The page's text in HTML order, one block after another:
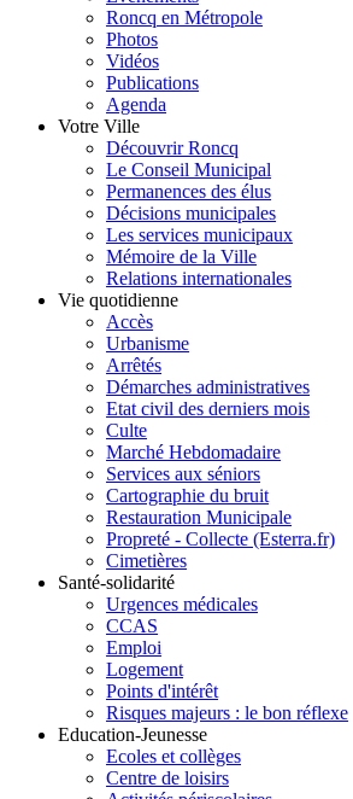
Roncq en Métropole
Photos
Vidéos
Publications
Agenda
Votre Ville
Découvrir Roncq
Le Conseil Municipal
Permanences des élus
Décisions municipales
Les services municipaux
Mémoire de la Ville
Relations internationales
Vie quotidienne
Accès
Urbanisme
Arrêtés
Démarches administratives
Etat civil des derniers mois
Culte
Marché Hebdomadaire
Services aux séniors
Cartographie du bruit
Restauration Municipale
Propreté - Collecte (Esterra.fr)
Cimetières
Santé-solidarité
Urgences médicales
CCAS
Emploi
Logement
Points d'intérêt
Risques majeurs : le bon réflexe
Education-Jeunesse
Ecoles et collèges
Centre de loisirs